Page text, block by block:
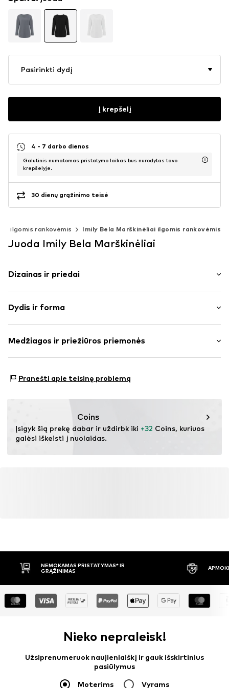
Pasirinkti dydį
Į krepšelį
4 - 7 darbo dienos
Galutinis numatomas pristatymo laikas bus nurodytas tavo
krepšelyje.
30 dienų grąžinimo teisė
ilgomis rankovėmis Imily Bela Marškinėliai ilgomis rankovėmis
Juoda Imily Bela Marškinėliai
Dizainas ir priedai
plonas trikotažas
Apskrita kaklo iškirptė
Pailginta užpakalinė dalis
Minkšta tekstūra
Dydis ir forma
Ilgis: Normalaus ilgio
Pritaikomumas: Laisva forma
Dydžių lentelė
Medžiagos ir priežiūros priemonės
Kilmės šalis: Kinija
Pranešti apie teisinę problemą
Coins
Įsigyk šią prekę dabar ir uždirbk iki +32 Coins, kuriuos
galėsi iškeisti į nuolaidas.
NEMOKAMAS PRISTATYMAS* IR
GRĄŽINIMAS
Nieko nepraleisk!
Užsiprenumeruok naujienlaiškį ir gauk išskirtinius
pasiūlymus
Moterims Vyrams